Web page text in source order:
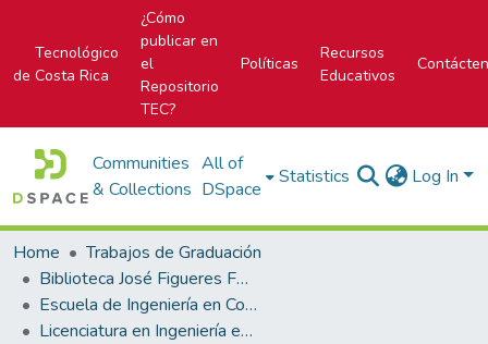
Tecnológico
de Costa Rica
¿Cómo
publicar en
el
Repositorio
TEC?
Políticas
Recursos
Educativos
Communities
& Collections
All of
DSpace
Statistics Log In
Home
Trabajos de Graduación
Biblioteca José Figueres Ferrer
Escuela de Ingeniería en Construcción
Licenciatura en Ingeniería en Construcción